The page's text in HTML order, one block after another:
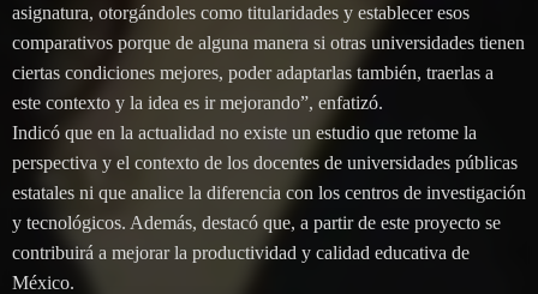
asignatura, otorgándoles como titularidades y establecer esos
comparativos porque de alguna manera si otras universidades tienen
ciertas condiciones mejores, poder adaptarlas también, traerlas a
este contexto y la idea es ir mejorando”, enfatizó.
Indicó que en la actualidad no existe un estudio que retome la
perspectiva y el contexto de los docentes de universidades públicas
estatales ni que analice la diferencia con los centros de investigación
y tecnológicos. Además, destacó que, a partir de este proyecto se
contribuirá a mejorar la productividad y calidad educativa de
México.